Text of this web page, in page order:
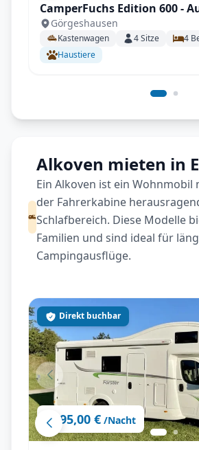
CamperFuchs Edition 600 -
innovatives Design,
verarbeitet mit vielen Extras
Görgeshausen
Kastenwagen 4Sitze 4
Haustiere
Alkoven mieten in
Ein Alkoven ist ein Wohnmobil
der Fahrerkabine
Schlafbereich. Diese Modelle
Familien und sind ideal für
Campingausflüge.
ab 95,00 € /Nacht
Direkt buchbar